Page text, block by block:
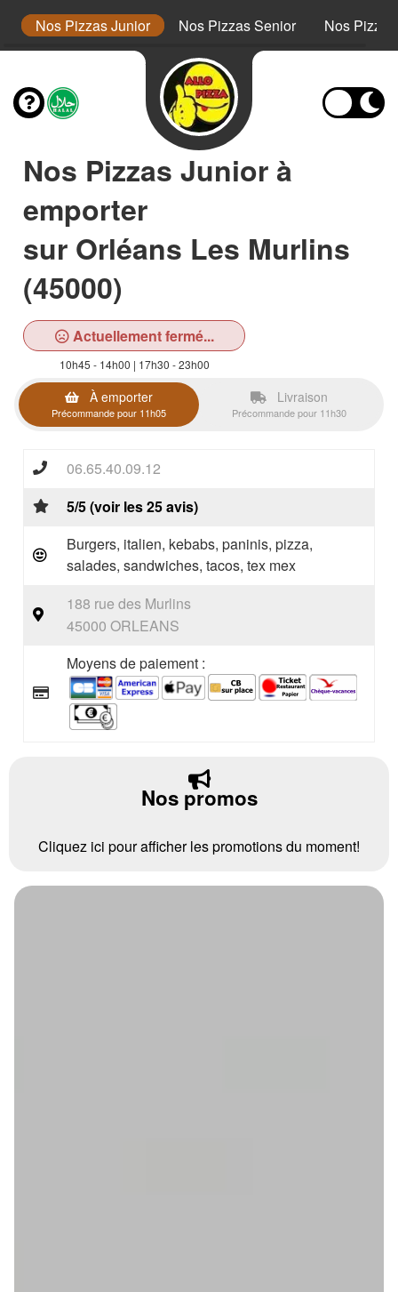
Nos Pizzas Junior Nos Pizzas Senior Nos Pizza
Nos Pizzas Junior à
emporter
sur Orléans Les Murlins
(45000)
Actuellement fermé...
10h45 - 14h00 | 17h30 - 23h00
À emporter
Précommande pour 11h05
Livraison
Précommande pour 11h30
06.65.40.09.12
5/5 (voir les 25 avis)
Burgers, italien, kebabs, paninis, pizza,
salades, sandwiches, tacos, tex mex
188 rue des Murlins
45000 ORLEANS
Moyens de paiement :
Nos promos
Cliquez ici pour afficher les promotions du moment!